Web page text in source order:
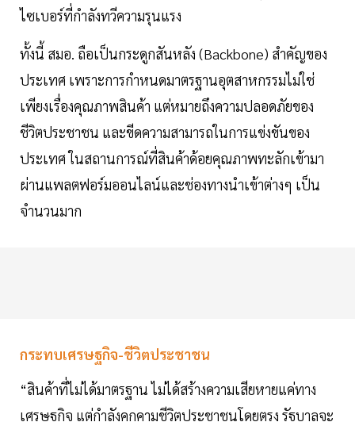
ไซเบอร์ที่กำลังทวีความรุนแรง
ทั้งนี้ สมอ. ถือเป็นกระดูกสันหลัง (Backbone) สำคัญของ
ประเทศ เพราะการกำหนดมาตรฐานอุตสาหกรรมไม่ใช่
เพียงเรื่องคุณภาพสินค้า แต่หมายถึงความปลอดภัยของ
ชีวิตประชาชน และขีดความสามารถในการแข่งขันของ
ประเทศ ในสถานการณ์ที่สินค้าด้อยคุณภาพทะลักเข้ามา
ผ่านแพลตฟอร์มออนไลน์และช่องทางนำเข้าต่างๆ เป็น
จำนวนมาก
กระทบเศรษฐกิจ-ชีวิตประชาชน
“สินค้าที่ไม่ได้มาตรฐาน ไม่ได้สร้างความเสียหายแค่ทาง
เศรษฐกิจ แต่กำลังคุกคามชีวิตประชาชนโดยตรง รัฐบาลจะ